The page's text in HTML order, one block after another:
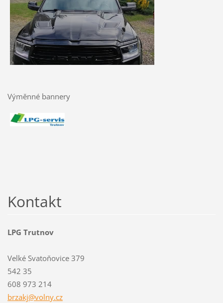
Výměnné bannery
Kontakt
LPG Trutnov
Velké Svatoňovice 379
542 35
608 973 214
brzakj@volny.cz